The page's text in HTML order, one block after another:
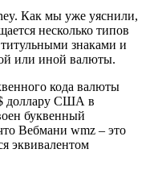
Как мы уже уяснили,
несколько типов
знаками и
или иной валюты.
кода валюты
доллару США в
буквенный
Вебмани wmz – это
эквивалентом